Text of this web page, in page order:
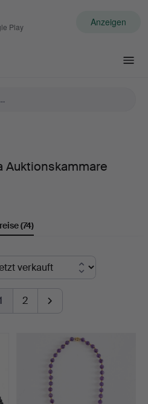
Play Anzeigen
Auktionskammare
(74)
2